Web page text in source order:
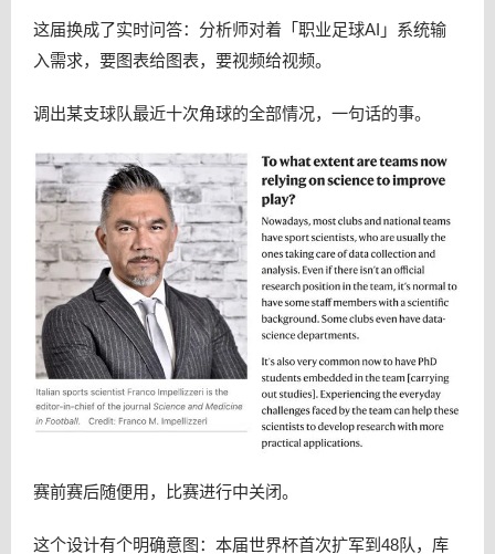
这届换成了实时问答：分析师对着「职业足球AI」系统输
入需求，要图表给图表，要视频给视频。
调出某支球队最近十次角球的全部情况，一句话的事。
赛前赛后随便用，比赛进行中关闭。
这个设计有个明确意图：本届世界杯首次扩军到48队，库